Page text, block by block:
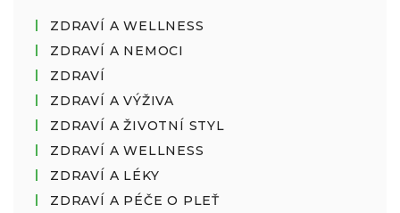
ZDRAVÍ A WELLNESS
ZDRAVÍ A NEMOCI
ZDRAVÍ
ZDRAVÍ A VÝŽIVA
ZDRAVÍ A ŽIVOTNÍ STYL
ZDRAVÍ A WELLNESS
ZDRAVÍ A LÉKY
ZDRAVÍ A PÉČE O PLEŤ